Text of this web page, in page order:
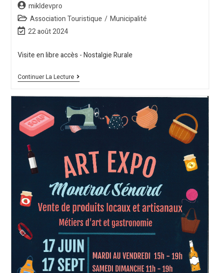
mikldevpro
Association Touristique / Municipalité
22 août 2024
Visite en libre accès - Nostalgie Rurale
Continuer La Lecture